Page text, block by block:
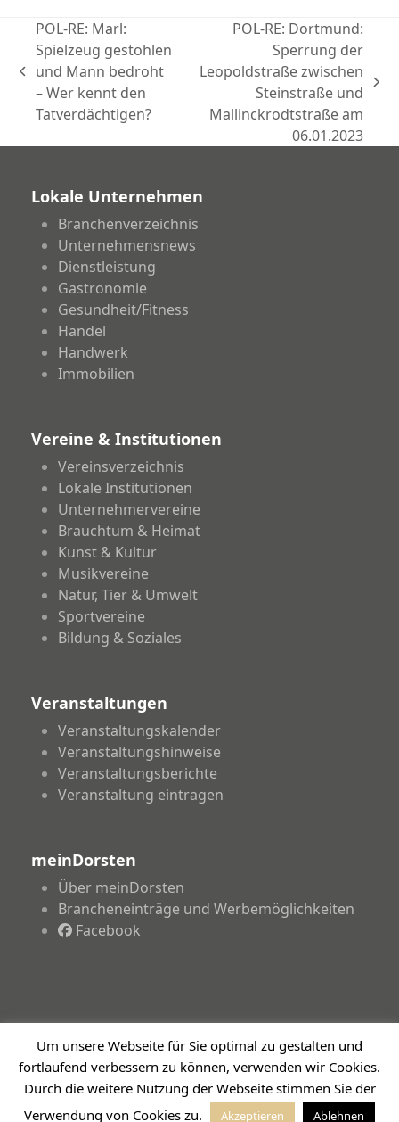
vorheriger
Beitrag:
POL-RE: Marl:
Spielzeug gestohlen
und Mann bedroht
– Wer kennt den
Tatverdächtigen?
Beitrag:
POL-RE: Dortmund:
Sperrung der
Leopoldstraße zwischen
Steinstraße und
Mallinckrodtstraße am
06.01.2023
Lokale Unternehmen
Branchenverzeichnis
Unternehmensnews
Dienstleistung
Gastronomie
Gesundheit/Fitness
Handel
Handwerk
Immobilien
Vereine & Institutionen
Vereinsverzeichnis
Lokale Institutionen
Unternehmervereine
Brauchtum & Heimat
Kunst & Kultur
Musikvereine
Natur, Tier & Umwelt
Sportvereine
Bildung & Soziales
Veranstaltungen
Veranstaltungskalender
Veranstaltungshinweise
Veranstaltungsberichte
Veranstaltung eintragen
meinDorsten
Über meinDorsten
Brancheneinträge und Werbemöglichkeiten
Facebook
Copyright 2026 - meinDorsten.de - Informationen für
unsere Region
ImpressumDatenschutzerklärungHaftungsausschluss
Um unsere Webseite für Sie optimal zu gestalten und
fortlaufend verbessern zu können, verwenden wir Cookies.
Durch die weitere Nutzung der Webseite stimmen Sie der
Verwendung von Cookies zu.
Akzeptieren Ablehnen